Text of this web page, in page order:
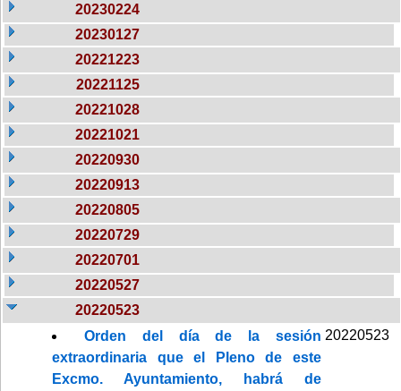
20230224
20230127
20221223
20221125
20221028
20221021
20220930
20220913
20220805
20220729
20220701
20220527
20220523
Orden del día de la sesión
extraordinaria que el Pleno de este
Excmo. Ayuntamiento, habrá de
20220523